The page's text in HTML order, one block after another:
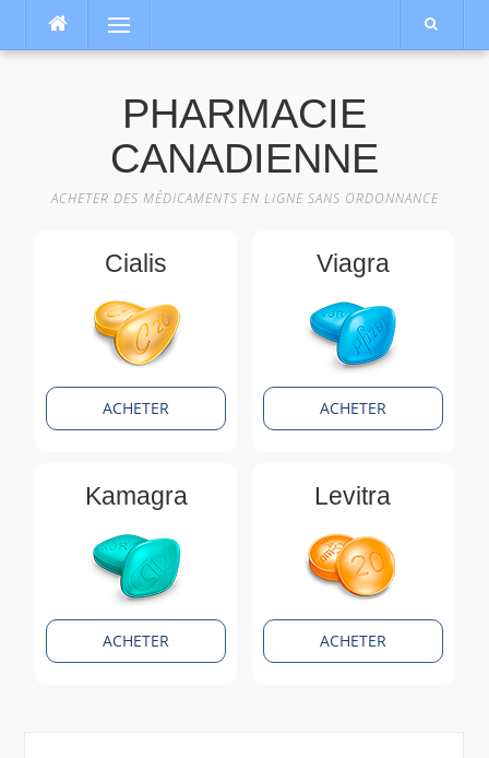
contenu
Menu
PHARMACIE
CANADIENNE
ACHETER DES MÉDICAMENTS EN LIGNE SANS ORDONNANCE
Cialis
ACHETER
Viagra
ACHETER
Kamagra
ACHETER
Levitra
ACHETER